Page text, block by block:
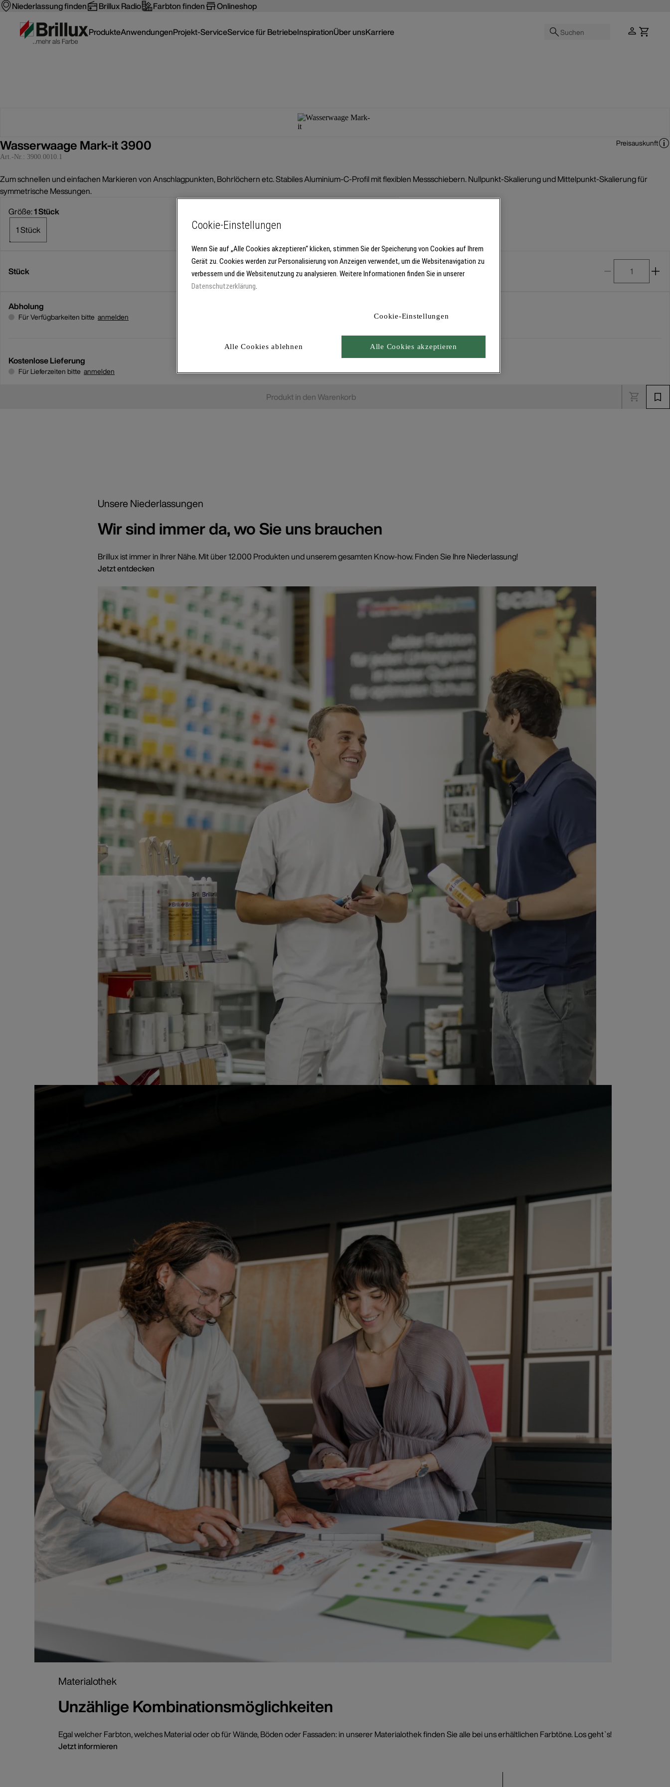
Niederlassung finden Brillux Radio Farbton finden Onlineshop
Suchen
ProdukteAnwendungenProjekt-ServiceService für BetriebeInspirationÜber unsKarriere
Wasserwaage Mark-it 3900
Art.-Nr.: 3900.0010.1
Preisauskunft
Zum schnellen und einfachen Markieren von Anschlagpunkten, Bohrlöchern etc. Stabiles Aluminium-C-Profil mit flexiblen Messschiebern. Nullpunkt-Skalierung und Mittelpunkt-Skalierung für
symmetrische Messungen.
Größe:1 Stück
1 Stück
Stück
Abholung
Für Verfügbarkeiten bitte anmelden
Kostenlose Lieferung
Für Lieferzeiten bitte anmelden
Produkt in den Warenkorb
Unsere Niederlassungen
Wir sind immer da, wo Sie uns brauchen
Brillux ist immer in Ihrer Nähe. Mit über 12.000 Produkten und unserem gesamten Know-how. Finden Sie Ihre Niederlassung!
Jetzt entdecken
Materialothek
Unzählige Kombinationsmöglichkeiten
Egal welcher Farbton, welches Material oder ob für Wände, Böden oder Fassaden: in unserer Materialothek finden Sie alle bei uns erhältlichen Farbtöne. Los geht`s!
Jetzt informieren
Cookie-Einstellungen
Wenn Sie auf „Alle Cookies akzeptieren“ klicken, stimmen Sie der Speicherung von Cookies auf Ihrem
Gerät zu. Cookies werden zur Personalisierung von Anzeigen verwendet, um die Websitenavigation zu
verbessern und die Websitenutzung zu analysieren. Weitere Informationen finden Sie in unserer
Datenschutzerklärung.
Cookie-Einstellungen
Alle Cookies ablehnen Alle Cookies akzeptieren